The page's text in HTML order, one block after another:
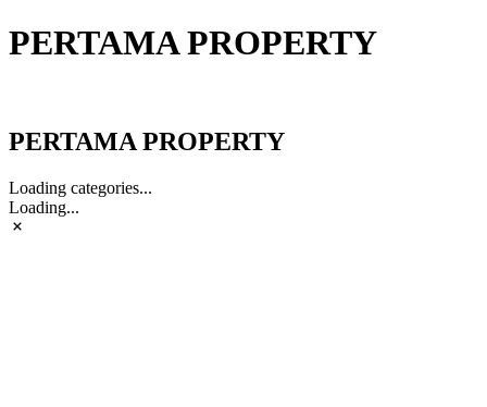
PERTAMA PROPERTY
PERTAMA PROPERTY
Loading categories...
Loading...